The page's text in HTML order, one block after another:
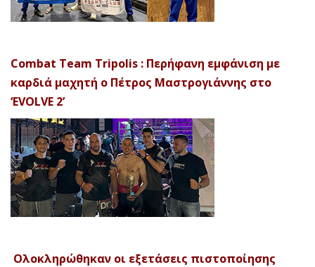
Combat Team Tripolis : Περήφανη εμφάνιση με
καρδιά μαχητή ο Πέτρος Μαστρογιάννης στο
‘EVOLVE 2’
Ολοκληρώθηκαν οι εξετάσεις πιστοποίησης